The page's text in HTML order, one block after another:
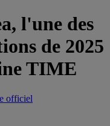
l'une des
de 2025
TIME